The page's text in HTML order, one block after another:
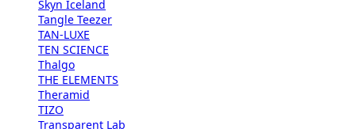
Skyn Iceland
Tangle Teezer
TAN-LUXE
TEN SCIENCE
Thalgo
THE ELEMENTS
Theramid
TIZO
Transparent Lab